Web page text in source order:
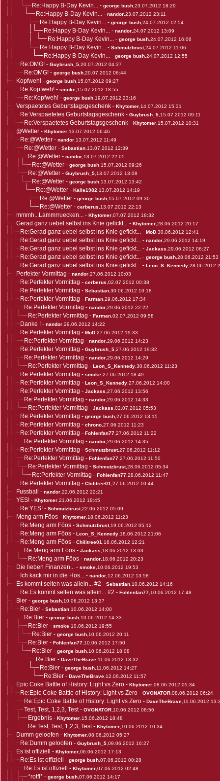
Re:Happy B-Day Kevin... - george bush ,23.07.2012 18:29
Re:Happy B-Day Kevin... - nandor ,23.07.2012 23:11
Re:Happy B-Day Kevin... - george bush ,24.07.2012 12:54
Re:Happy B-Day Kevin... - nandor ,24.07.2012 13:09
Re:Happy B-Day Kevin... - george bush ,24.07.2012 16:06
Re:Happy B-Day Kevin... - Schmutzbrust,24.07.2012 11:06
Re:Happy B-Day Kevin... - george bush ,24.07.2012 12:55
Re:OMG! - Guybrush_5 ,20.07.2012 04:37
Re:OMG! - george bush ,20.07.2012 06:44
Kopfweh! - george bush ,15.07.2012 09:27
Re:Kopfweh! - smoke ,15.07.2012 18:55
Re:Kopfweh! - george bush ,19.07.2012 23:16
Verspaetetes Geburtstagsgeschenk - Khytomer ,14.07.2012 15:31
Re:Verspaetetes Geburtstagsgeschenk - Guybrush_5 ,15.07.2012 09:11
Re:Verspaetetes Geburtstagsgeschenk - Khytomer ,15.07.2012 10:31
@Wetter - Khytomer ,13.07.2012 06:46
Re:@Wetter - nandor ,13.07.2012 11:49
Re:@Wetter - Sebastian ,13.07.2012 12:39
Re:@Wetter - nandor ,13.07.2012 22:05
Re:@Wetter - george bush ,15.07.2012 09:26
Re:@Wetter - Guybrush_5 ,13.07.2012 13:08
Re:@Wetter - george bush ,13.07.2012 13:42
Re:@Wetter - Kalle1982 ,13.07.2012 14:19
Re:@Wetter - george bush ,15.07.2012 09:30
Re:@Wetter - cerberus ,13.07.2012 22:13
mmmh...Lammrruecken... - Khytomer ,07.07.2012 18:32
Gerad ganz uebel selbst ins Knie gefickt... - Khytomer ,28.06.2012 20:17
Re:Gerad ganz uebel selbst ins Knie gefickt... - MoD ,30.06.2012 12:41
Re:Gerad ganz uebel selbst ins Knie gefickt... - nandor ,29.06.2012 14:19
Re:Gerad ganz uebel selbst ins Knie gefickt... - Jackass ,29.06.2012 06:27
Re:Gerad ganz uebel selbst ins Knie gefickt... - george bush ,28.06.2012 21:53
Re:Gerad ganz uebel selbst ins Knie gefickt... - Leon_S_Kennedy ,28.06.2012
Perfekter Vormittag - nandor ,27.06.2012 10:03
Re:Perfekter Vormittag - cerberus ,02.07.2012 00:38
Re:Perfekter Vormittag - Sebastian ,30.06.2012 10:18
Re:Perfekter Vormittag - Farman ,29.06.2012 17:34
Re:Perfekter Vormittag - nandor ,29.06.2012 22:22
Re:Perfekter Vormittag - Farman ,02.07.2012 09:58
Danke ! - nandor ,29.06.2012 14:22
Re:Perfekter Vormittag - MoD ,27.06.2012 19:33
Re:Perfekter Vormittag - nandor ,29.06.2012 14:23
Re:Perfekter Vormittag - Guybrush_5 ,27.06.2012 19:32
Re:Perfekter Vormittag - nandor ,29.06.2012 14:29
Re:Perfekter Vormittag - Leon_S_Kennedy ,30.06.2012 11:23
Re:Perfekter Vormittag - smoke ,27.06.2012 18:49
Re:Perfekter Vormittag - Leon_S_Kennedy ,27.06.2012 14:00
Re:Perfekter Vormittag - Jackass ,27.06.2012 13:56
Re:Perfekter Vormittag - nandor ,29.06.2012 14:33
Re:Perfekter Vormittag - Jackass ,02.07.2012 05:53
Re:Perfekter Vormittag - george bush ,27.06.2012 13:15
Re:Perfekter Vormittag - chrono ,27.06.2012 11:23
Re:Perfekter Vormittag - Fohlenfan77 ,27.06.2012 11:22
Re:Perfekter Vormittag - nandor ,29.06.2012 14:35
Re:Perfekter Vormittag - Schmutzbrust,27.06.2012 11:12
Re:Perfekter Vormittag - Fohlenfan77 ,27.06.2012 11:50
Re:Perfekter Vormittag - Schmutzbrust,28.06.2012 05:34
Re:Perfekter Vormittag - Fohlenfan77 ,28.06.2012 11:47
Re:Perfekter Vormittag - Chilitree01 ,27.06.2012 10:44
Fussball - nandor ,22.06.2012 22:21
YES! - Khytomer ,21.06.2012 18:45
Re:YES! - Schmutzbrust,22.06.2012 05:09
Meng arm Föos - Khytomer ,18.06.2012 11:23
Re:Meng arm Föos - Schmutzbrust,19.06.2012 05:12
Re:Meng arm Föos - Leon_S_Kennedy ,18.06.2012 21:06
Re:Meng arm Föos - Chilitree01 ,18.06.2012 12:21
Re:Meng arm Föos - Jackass ,18.06.2012 13:03
Re:Meng arm Föos - nandor ,18.06.2012 20:23
Die lieben Finanzen... - smoke ,10.06.2012 19:53
Ich kack mir in die Hos... - nandor ,12.06.2012 13:58
Es kommt selten was allein... #2 - Sebastian ,10.06.2012 14:16
Re:Es kommt selten was allein... #2 - Fohlenfan77 ,10.06.2012 17:48
Bier - george bush ,10.06.2012 13:37
Re:Bier - Sebastian ,10.06.2012 14:00
Re:Bier - george bush ,10.06.2012 14:33
Re:Bier - smoke ,10.06.2012 19:55
Re:Bier - george bush ,10.06.2012 20:11
Re:Bier - Fohlenfan77 ,10.06.2012 17:50
Re:Bier - george bush ,10.06.2012 18:08
Re:Bier - DaveTheBrave ,11.06.2012 13:32
Re:Bier - george bush ,11.06.2012 14:27
Re:Bier - DaveTheBrave ,12.06.2012 11:57
Epic Coke Battle of History: Light vs Zero - Khytomer ,08.06.2012 05:34
Re:Epic Coke Battle of History: Light vs Zero - OVONATOR ,08.06.2012 06:24
Re:Epic Coke Battle of History: Light vs Zero - DaveTheBrave ,11.06.2012
Test, Test, 1,2,3, Test- OVONATOR ,10.06.2012 08:56
Ergebnis - Khytomer ,15.06.2012 18:48
Re:Test, Test, 1,2,3, Test- Khytomer ,10.06.2012 10:34
Dumm geloofen - Khytomer ,08.06.2012 05:27
Re:Dumm geloofen - Guybrush_5 ,09.06.2012 16:27
Es ist offiziell - Khytomer ,06.06.2012 17:13
Re:Es ist offiziell - george bush ,07.06.2012 00:28
Re:Es ist offiziell - Khytomer ,07.06.2012 02:48
*rotfl* - george bush ,07.06.2012 14:17